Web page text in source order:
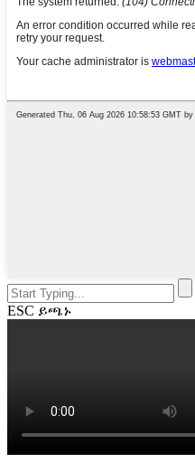
ESC ይጫኑ